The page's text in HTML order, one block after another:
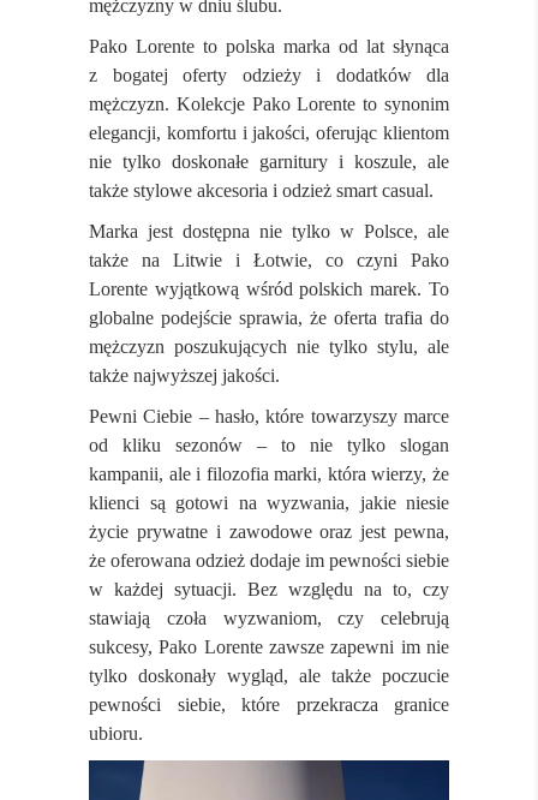
mężczyzny w dniu ślubu.
Pako Lorente to polska marka od lat słynąca
z bogatej oferty odzieży i dodatków dla
mężczyzn. Kolekcje Pako Lorente to synonim
elegancji, komfortu i jakości, oferując klientom
nie tylko doskonałe garnitury i koszule, ale
także stylowe akcesoria i odzież smart casual.
Marka jest dostępna nie tylko w Polsce, ale
także na Litwie i Łotwie, co czyni Pako
Lorente wyjątkową wśród polskich marek. To
globalne podejście sprawia, że oferta trafia do
mężczyzn poszukujących nie tylko stylu, ale
także najwyższej jakości.
Pewni Ciebie – hasło, które towarzyszy marce
od kliku sezonów – to nie tylko slogan
kampanii, ale i filozofia marki, która wierzy, że
klienci są gotowi na wyzwania, jakie niesie
życie prywatne i zawodowe oraz jest pewna,
że oferowana odzież dodaje im pewności siebie
w każdej sytuacji. Bez względu na to, czy
stawiają czoła wyzwaniom, czy celebrują
sukcesy, Pako Lorente zawsze zapewni im nie
tylko doskonały wygląd, ale także poczucie
pewności siebie, które przekracza granice
ubioru.